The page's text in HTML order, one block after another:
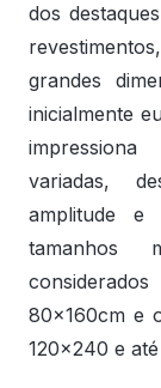
dos
grandes
inicialmente
variadas,
amplitude
tamanhos
80x160cm e
120x240 e